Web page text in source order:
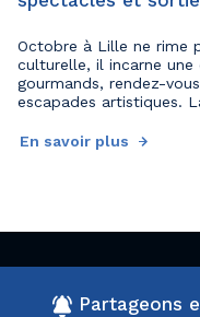
Octobre à Lille ne rime
culturelle, il incarne une
gourmands, rendez-
escapades artistiques.
En savoir plus
Partageons